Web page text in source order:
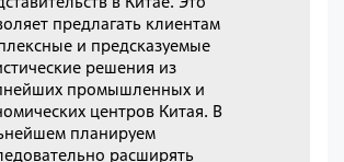
предлагать клиентам
и предсказуемые
решения из
промышленных и
центров Китая. В
планируем
расширять